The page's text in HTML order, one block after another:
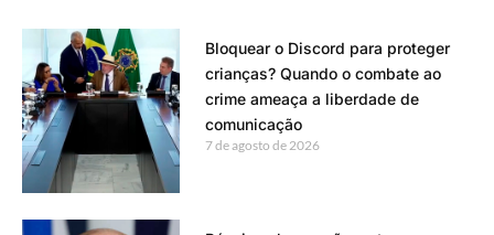
Bloquear o Discord para proteger
crianças? Quando o combate ao
crime ameaça a liberdade de
comunicação
7 de agosto de 2026